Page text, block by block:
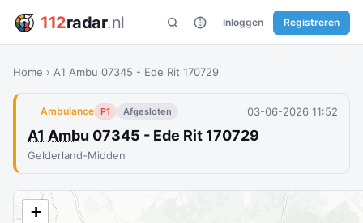
112radar.nl Inloggen Registreren
Home › A1 Ambu 07345 - Ede Rit 170729
Ambulance P1 Afgesloten 03-06-2026 11:52
A1 Ambu 07345 - Ede Rit 170729
Gelderland-Midden
+